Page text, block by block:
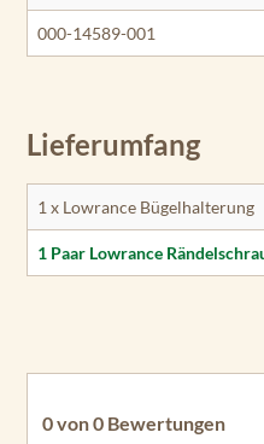
000-14589-001
Lieferumfang
1 x Lowrance Bügelhalterung
1 Paar Lowrance
0 von 0 Bewertungen